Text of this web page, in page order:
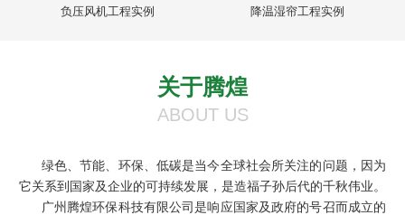
负压风机工程实例 降温湿帘工程实例
关于腾煌
ABOUT US
绿色、节能、环保、低碳是当今全球社会所关注的问题，因为
它关系到国家及企业的可持续发展，是造福子孙后代的千秋伟业。
广州腾煌环保科技有限公司是响应国家及政府的号召而成立的